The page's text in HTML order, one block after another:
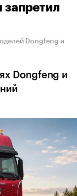
запретил
Dongfeng и
Dongfeng и